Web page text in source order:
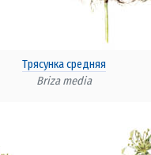
Трясунка средняя
Briza media